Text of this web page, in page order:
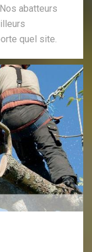
abatteurs
quel site.